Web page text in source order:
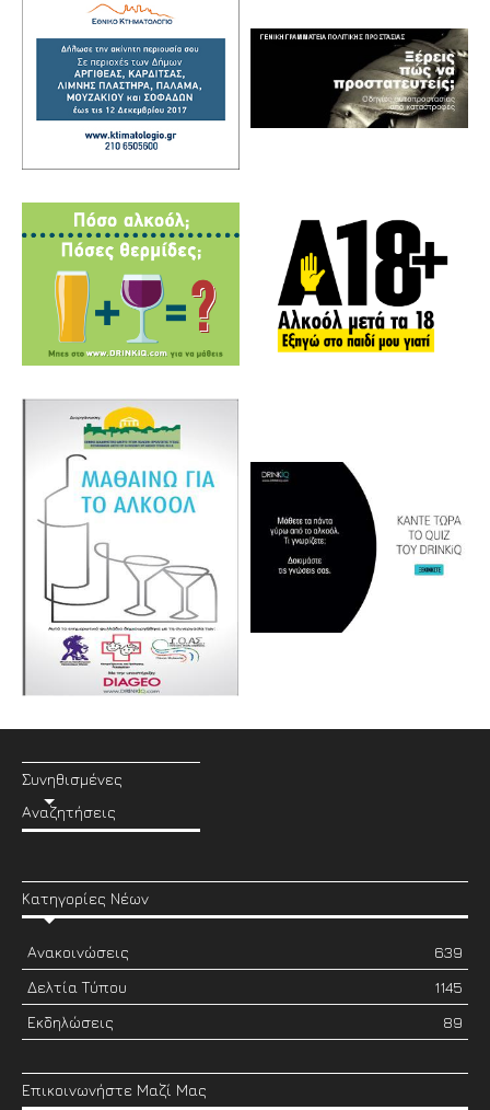
Συνηθισμένες
Αναζητήσεις
Κατηγορίες Νέων
Ανακοινώσεις
639
Δελτία Τύπου
1145
Εκδηλώσεις
89
Επικοινωνήστε Μαζί Μας